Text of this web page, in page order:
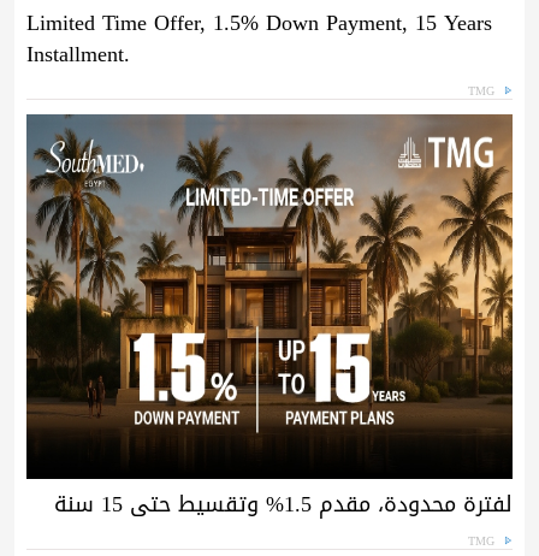
Limited Time Offer, 1.5% Down Payment, 15 Years
Installment.
TMG
لفترة محدودة، مقدم 1.5% وتقسيط حتى 15 سنة
TMG